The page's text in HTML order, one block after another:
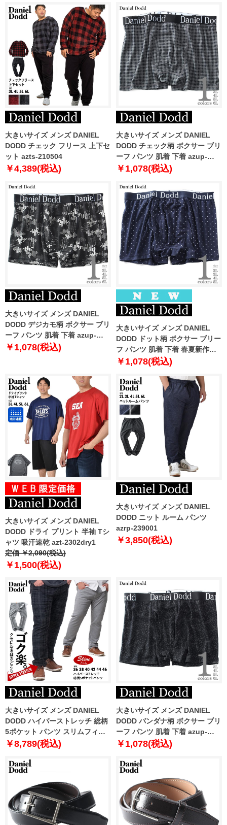
大きいサイズ メンズ DANIEL
DODD チェック フリース 上下セ
ット azts-210504
￥4,389(税込)
大きいサイズ メンズ DANIEL
DODD チェック柄 ボクサー ブリ
ーフ パンツ 肌着 下着 azup-
239072c
￥1,078(税込)
大きいサイズ メンズ DANIEL
DODD デジカモ柄 ボクサー ブリ
ーフ パンツ 肌着 下着 azup-
239074c
￥1,078(税込)
大きいサイズ メンズ DANIEL
DODD ドット柄 ボクサー ブリー
フ パンツ 肌着 下着 春夏新作
azup-269061c
￥1,078(税込)
大きいサイズ メンズ DANIEL
DODD ドライ プリント 半袖 Tシ
ャツ 吸汗速乾 azt-2302dry1
定価 ￥2,090(税込)
￥1,500(税込)
大きいサイズ メンズ DANIEL
DODD ニット ルーム パンツ
azrp-239001
￥3,850(税込)
大きいサイズ メンズ DANIEL
DODD ハイパーストレッチ 総柄
5ポケット パンツ スリムフィッ
ト azd229013103s
￥8,789(税込)
大きいサイズ メンズ DANIEL
DODD バンダナ柄 ボクサー ブリ
ーフ パンツ 肌着 下着 azup-
239071c
￥1,078(税込)